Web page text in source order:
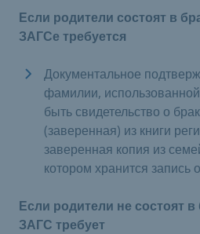
Если родители состоят в
ЗАГСе требуется
Документальное
фамилии,
быть свидетельство о
(заверенная) из книги
заверенная копия из
котором хранится запись
Если родители не состоят в
ЗАГС требует